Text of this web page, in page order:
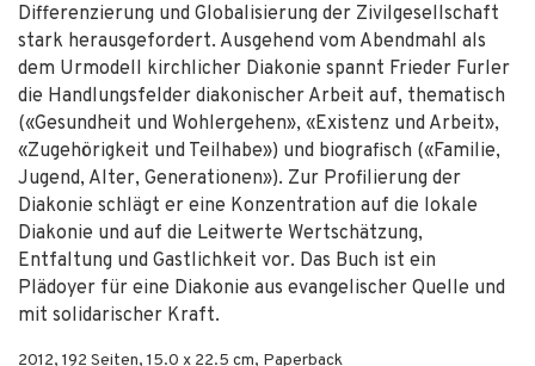
Differenzierung und Globalisierung der Zivilgesellschaft
stark herausgefordert. Ausgehend vom Abendmahl als
dem Urmodell kirchlicher Diakonie spannt Frieder Furler
die Handlungsfelder diakonischer Arbeit auf, thematisch
(«Gesundheit und Wohlergehen», «Existenz und Arbeit»,
«Zugehörigkeit und Teilhabe») und biografisch («Familie,
Jugend, Alter, Generationen»). Zur Profilierung der
Diakonie schlägt er eine Konzentration auf die lokale
Diakonie und auf die Leitwerte Wertschätzung,
Entfaltung und Gastlichkeit vor. Das Buch ist ein
Plädoyer für eine Diakonie aus evangelischer Quelle und
mit solidarischer Kraft.
2012, 192 Seiten, 15.0 x 22.5 cm, Paperback